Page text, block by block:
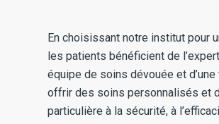
En choisissant notre institut pour
les patients bénéficient de
équipe de soins dévouée et
offrir des soins personnalisés et
particulière à la sécurité, à